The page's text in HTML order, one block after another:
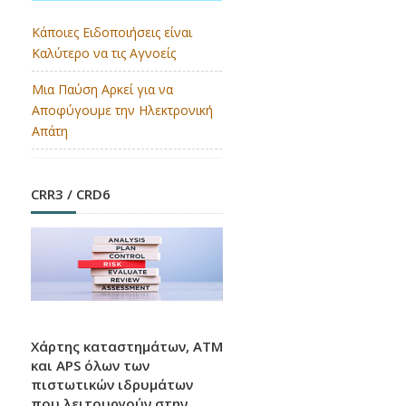
EUROPEAN MONEY QUIZ
2026
Την πρώτη θέση κέρδισαν οι Ελληνίδες
Ρυθμιστικών Εξελίξεων
H Ελληνική Ένωση Τραπεζών σας καλωσορίζει
Κάποιες Ειδοποιήσεις είναι
Καλύτερο να τις Αγνοείς
Μια Παύση Αρκεί για να
Αποφύγουμε την Ηλεκτρονική
Απάτη
CRR3 / CRD6
Χάρτης καταστημάτων, ATM
και APS όλων των
πιστωτικών ιδρυμάτων